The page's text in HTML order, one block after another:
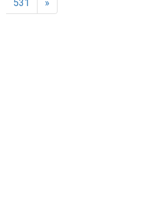
531
»